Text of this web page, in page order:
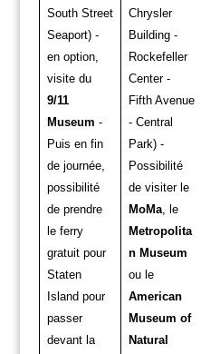
South Street
Seaport) -
en option,
visite du
9/11
Museum -
Puis en fin
de journée,
possibilité
de prendre
le ferry
gratuit pour
Staten
Island pour
passer
devant la
Chrysler
Building -
Rockefeller
Center -
Fifth Avenue
- Central
Park) -
Possibilité
de visiter le
MoMa, le
Metropolita
n Museum
ou le
American
Museum of
Natural